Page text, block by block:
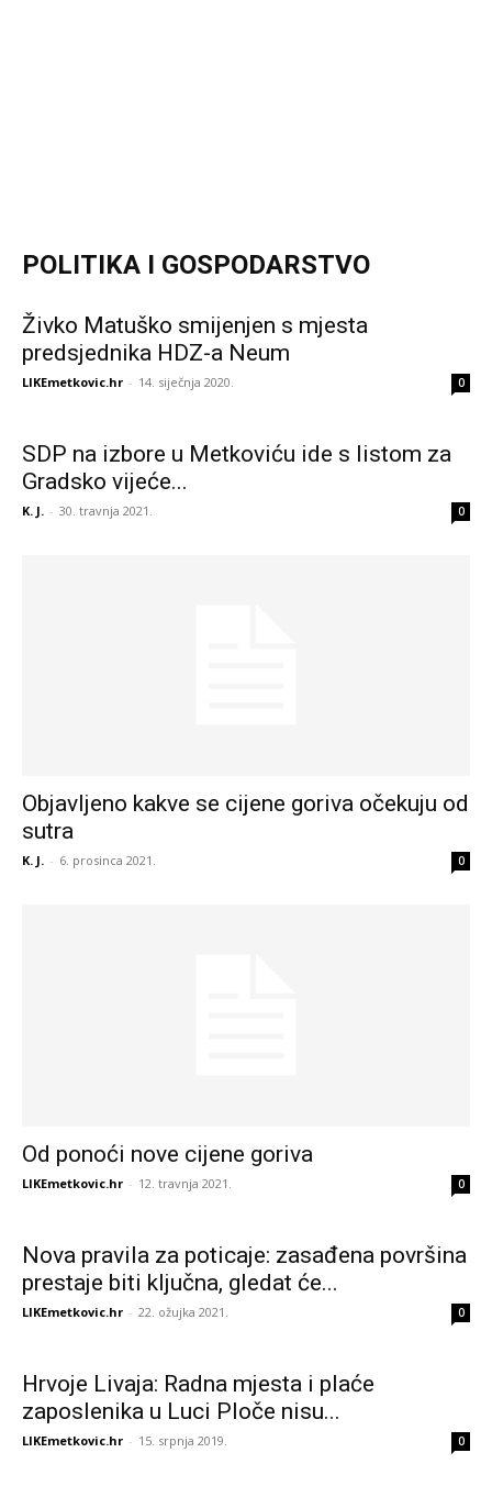
POLITIKA I GOSPODARSTVO
Živko Matuško smijenjen s mjesta
predsjednika HDZ-a Neum
LIKEmetkovic.hr - 14. siječnja 2020. 0
SDP na izbore u Metkoviću ide s listom za
Gradsko vijeće...
K. J. - 30. travnja 2021. 0
Objavljeno kakve se cijene goriva očekuju od
sutra
K. J. - 6. prosinca 2021. 0
Od ponoći nove cijene goriva
LIKEmetkovic.hr - 12. travnja 2021. 0
Nova pravila za poticaje: zasađena površina
prestaje biti ključna, gledat će...
LIKEmetkovic.hr - 22. ožujka 2021. 0
Hrvoje Livaja: Radna mjesta i plaće
zaposlenika u Luci Ploče nisu...
LIKEmetkovic.hr - 15. srpnja 2019. 0